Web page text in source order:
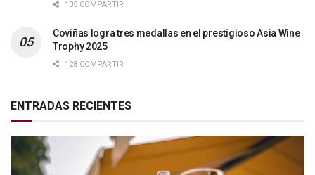
135 COMPARTIR
Coviñas logra tres medallas en el prestigioso Asia Wine
Trophy 2025
128 COMPARTIR
ENTRADAS RECIENTES